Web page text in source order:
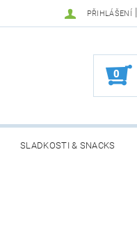
PŘIHLÁŠENÍ |
0
SLADKOSTI & SNACKS